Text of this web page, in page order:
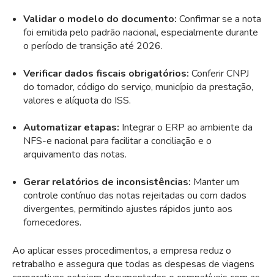
Validar o modelo do documento: Confirmar se a nota
foi emitida pelo padrão nacional, especialmente durante
o período de transição até 2026.
Verificar dados fiscais obrigatórios: Conferir CNPJ
do tomador, código do serviço, município da prestação,
valores e alíquota do ISS.
Automatizar etapas: Integrar o ERP ao ambiente da
NFS-e nacional para facilitar a conciliação e o
arquivamento das notas.
Gerar relatórios de inconsistências: Manter um
controle contínuo das notas rejeitadas ou com dados
divergentes, permitindo ajustes rápidos junto aos
fornecedores.
Ao aplicar esses procedimentos, a empresa reduz o
retrabalho e assegura que todas as despesas de viagens